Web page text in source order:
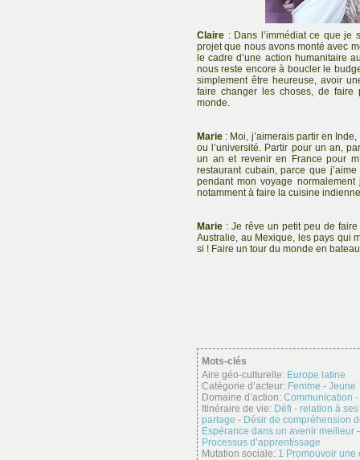
Claire : Dans l’immédiat ce que je
projet que nous avons monté avec
le cadre d’une action humanitaire
nous reste encore à boucler le
simplement être heureuse, avoir
faire changer les choses, de faire
monde.
Marie : Moi, j’aimerais partir en
ou l’université. Partir pour un an,
un an et revenir en France pour
restaurant cubain, parce que
pendant mon voyage
notamment à faire la cuisine
Marie : Je rêve un petit peu de
Australie, au Mexique, les pays qui
si ! Faire un tour du monde en
Mots-clés
Aire géo-culturelle: Europe latine
Catégorie d’acteur: Femme - Jeune
Domaine d’action: Communication
Itinéraire de vie: Défi - relation à
partage - Désir de compréhension
Espérance dans un avenir meilleur
Processus d’apprentissage
Mutation sociale: 1 Promouvoir une